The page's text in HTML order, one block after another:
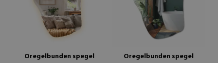
Oregelbunden spegel
Oregelbunden spegel